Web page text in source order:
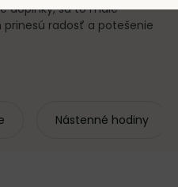
doplnky, sú to malé
radosť a potešenie
Nástenné hodiny